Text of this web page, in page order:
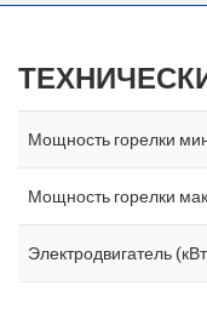
Мощность горелки
Мощность горелки
Электродвигатель